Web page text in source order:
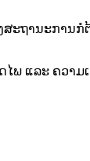
ະຖານະການກໍ
ໄພ ແລະ ຄວາ